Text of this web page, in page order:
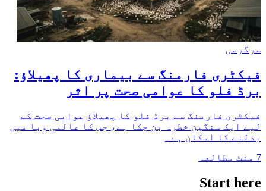
سرگرمی
فیکٹری فارمنگ سے بیماری کا پھیلاؤ:
برڈ فلو کا عوامی صحت پر اثر
فیکٹری فارمنگ سے برڈ فلو کا پھیلاؤ عوامی صحت کے
لیے ایک سنگین خطرہ بن چکا ہے، جس کا عالمی وبا میں
بدلنے کا امکان ہے۔
7 منٹ مطالعہ
Start here